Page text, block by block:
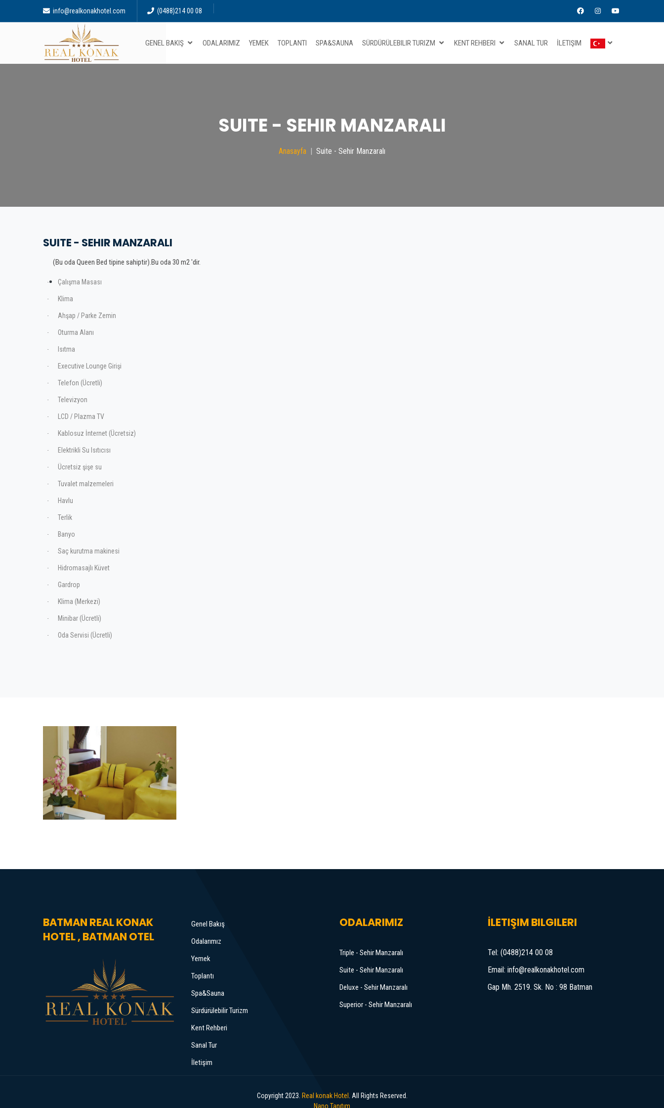
info@realkonakhotel.com (0488)214 00 08
GENEL BAKIŞ ODALARIMIZ YEMEK TOPLANTI SPA&SAUNA SÜRDÜRÜLEBILIR TURIZM KENT REHBERI SANAL TUR İLETIŞIM
SUITE - SEHIR MANZARALI
Anasayfa Suite - Sehir Manzaralı
SUITE - SEHIR MANZARALI
(Bu oda Queen Bed tipine sahiptir).Bu oda 30 m2 'dir.
· Çalışma Masası
· Klima
· Ahşap / Parke Zemin
· Oturma Alanı
· Isıtma
· Executive Lounge Girişi
· Telefon (Ücretli)
· Televizyon
· LCD / Plazma TV
· Kablosuz İnternet (Ücretsiz)
· Elektrikli Su Isıtıcısı
· Ücretsiz şişe su
· Tuvalet malzemeleri
· Havlu
· Terlik
· Banyo
· Saç kurutma makinesi
· Hidromasajlı Küvet
· Gardrop
· Klima (Merkezi)
· Minibar (Ücretli)
· Oda Servisi (Ücretli)
BATMAN REAL KONAK
HOTEL , BATMAN OTEL
Genel Bakış
Odalarımız
Yemek
Toplantı
Spa&Sauna
Sürdürülebilir Turizm
Kent Rehberi
Sanal Tur
İletişim
ODALARIMIZ
Triple - Sehir Manzaralı
Suite - Sehir Manzaralı
Deluxe - Sehir Manzaralı
Superior - Sehir Manzaralı
İLETIŞIM BILGILERI
Tel: (0488)214 00 08
Email: info@realkonakhotel.com
Gap Mh. 2519. Sk. No : 98 Batman
Copyright 2023. Real konak Hotel . All Rights Reserved.
Nano Tanıtım